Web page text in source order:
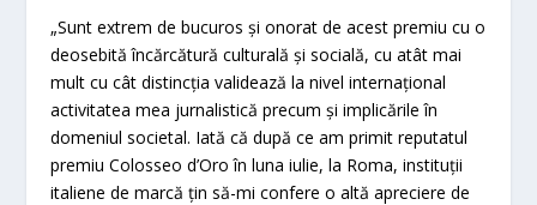
„Sunt extrem de bucuros și onorat de acest premiu cu o
deosebită încărcătură culturală și socială, cu atât mai
mult cu cât distincția validează la nivel internațional
activitatea mea jurnalistică precum și implicările în
domeniul societal. Iată că după ce am primit reputatul
premiu Colosseo d’Oro în luna iulie, la Roma, instituții
italiene de marcă țin să-mi confere o altă apreciere de